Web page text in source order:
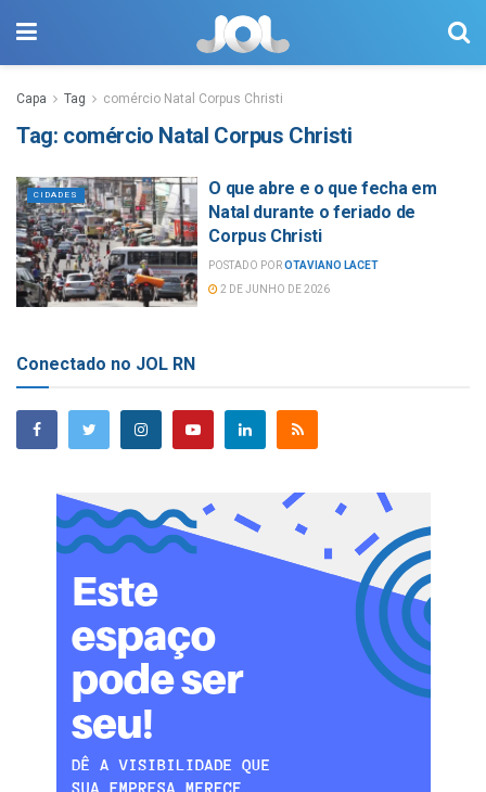
Capa Tag comércio Natal Corpus Christi
Tag: comércio Natal Corpus Christi
CIDADES
O que abre e o que fecha em
Natal durante o feriado de
Corpus Christi
POSTADO POROTAVIANO LACET
2 DE JUNHO DE 2026
Conectado no JOL RN